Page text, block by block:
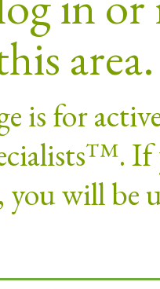
area.
is for
If
will be